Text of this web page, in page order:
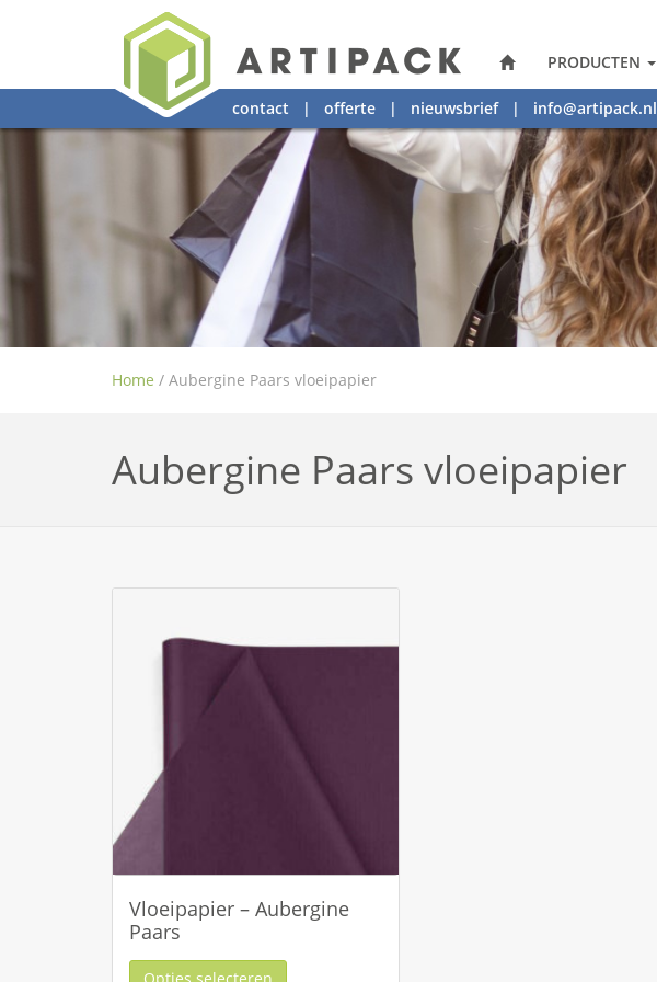
PRODUCTEN
contact | offerte | nieuwsbrief| info@artipack.nl
Home / Aubergine Paars vloeipapier
Aubergine Paars vloeipapier
Vloeipapier – Aubergine
Paars
Opties selecteren